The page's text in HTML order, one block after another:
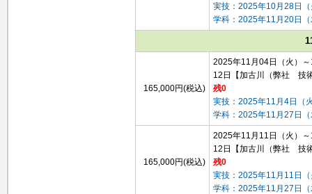
実技：2025年10月28日
学科：2025年11月20日
165,000円(税込)
2025年11月04日（火）
12日
【加古川（弊社 技
残0
実技：2025年11月4日（
学科：2025年11月27日
165,000円(税込)
2025年11月11日（火）
12日
【加古川（弊社 技
残0
実技：2025年11月11日
学科：2025年11月27日